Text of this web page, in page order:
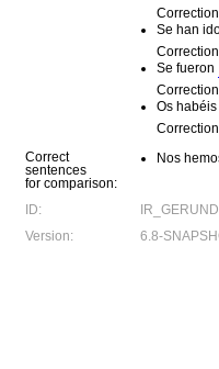
Se han
Se fueron
Os
Correct
sentences
for comparison:
Nos
ID:
Version:
6.8-